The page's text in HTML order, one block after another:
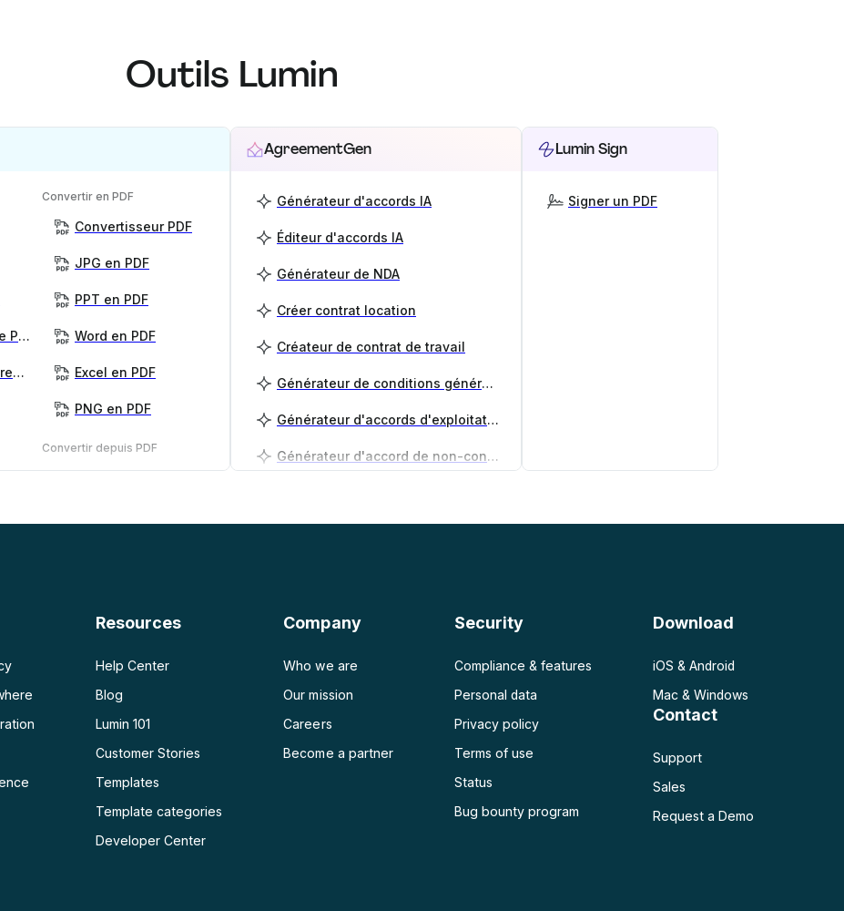
Outils Lumin
Modifier le texte PDF
Créer un PDF à remplir
Convertir en PDF
Convertisseur PDF
JPG en PDF
PPT en PDF
Word en PDF
Excel en PDF
PNG en PDF
Convertir depuis PDF
PDF en Excel
AgreementGen
Générateur d'accords IA
Éditeur d'accords IA
Générateur de NDA
Créer contrat location
Créateur de contrat de travail
Générateur de conditions générales
Générateur d'accords d'exploitation
Générateur d'accord de non-concurrence
Lumin Sign
Signer un PDF
Resources
Help Center
Blog
Lumin 101
Customer Stories
Templates
Template categories
Developer Center
Company
Who we are
Our mission
Careers
Become a partner
Security
Compliance & features
Personal data
Privacy policy
Terms of use
Status
Bug bounty program
Download
iOS & Android
Mac & Windows
Contact
Support
Sales
Request a Demo